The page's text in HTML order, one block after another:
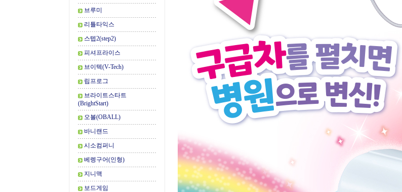
브루미
리틀타익스
스텝2(step2)
피셔프라이스
브이텍(V-Tech)
립프로그
브라이트스타트
(BrightStart)
오볼(OBALL)
바니랜드
시소컴퍼니
베렝구어(인형)
지니맥
보드게임